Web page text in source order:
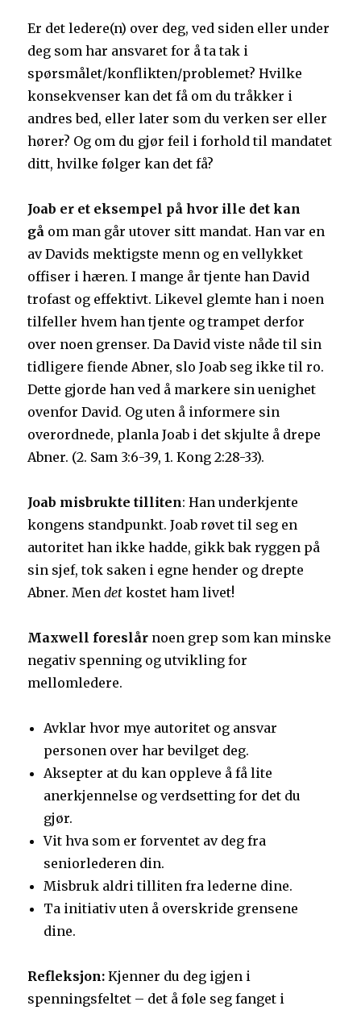
Er det ledere(n) over deg, ved siden eller under
deg som har ansvaret for å ta tak i
spørsmålet/konflikten/problemet? Hvilke
konsekvenser kan det få om du tråkker i
andres bed, eller later som du verken ser eller
hører? Og om du gjør feil i forhold til mandatet
ditt, hvilke følger kan det få?
Joab er et eksempel på hvor ille det kan
gå om man går utover sitt mandat. Han var en
av Davids mektigste menn og en vellykket
offiser i hæren. I mange år tjente han David
trofast og effektivt. Likevel glemte han i noen
tilfeller hvem han tjente og trampet derfor
over noen grenser. Da David viste nåde til sin
tidligere fiende Abner, slo Joab seg ikke til ro.
Dette gjorde han ved å markere sin uenighet
ovenfor David. Og uten å informere sin
overordnede, planla Joab i det skjulte å drepe
Abner. (2. Sam 3:6-39, 1. Kong 2:28-33).
Joab misbrukte tilliten: Han underkjente
kongens standpunkt. Joab røvet til seg en
autoritet han ikke hadde, gikk bak ryggen på
sin sjef, tok saken i egne hender og drepte
Abner. Mendet kostet ham livet!
Maxwell foreslår noen grep som kan minske
negativ spenning og utvikling for
mellomledere.
Avklar hvor mye autoritet og ansvar
personen over har bevilget deg.
Aksepter at du kan oppleve å få lite
anerkjennelse og verdsetting for det du
gjør.
Vit hva som er forventet av deg fra
seniorlederen din.
Misbruk aldri tilliten fra lederne dine.
Ta initiativ uten å overskride grensene
dine.
Refleksjon:Kjenner du deg igjen i
spenningsfeltet – det å føle seg fanget i